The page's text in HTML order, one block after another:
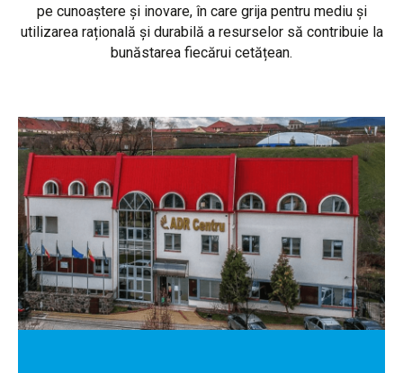
pe cunoaștere și inovare, în care grija pentru mediu și
utilizarea rațională și durabilă a resurselor să contribuie la
bunăstarea fiecărui cetățean.